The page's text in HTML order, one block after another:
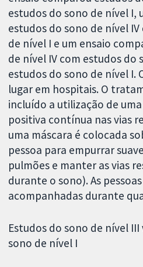
estudos do sono de nível I,
estudos do sono de nível
de nível I e um ensaio
de nível IV com estudos do
estudos do sono de nível I.
lugar em hospitais. O
incluído a utilização de
positiva contínua nas vias
uma máscara é colocada
pessoa para empurrar
pulmões e manter as vias
durante o sono). As
acompanhadas durante
Estudos do sono de nível
sono de nível I